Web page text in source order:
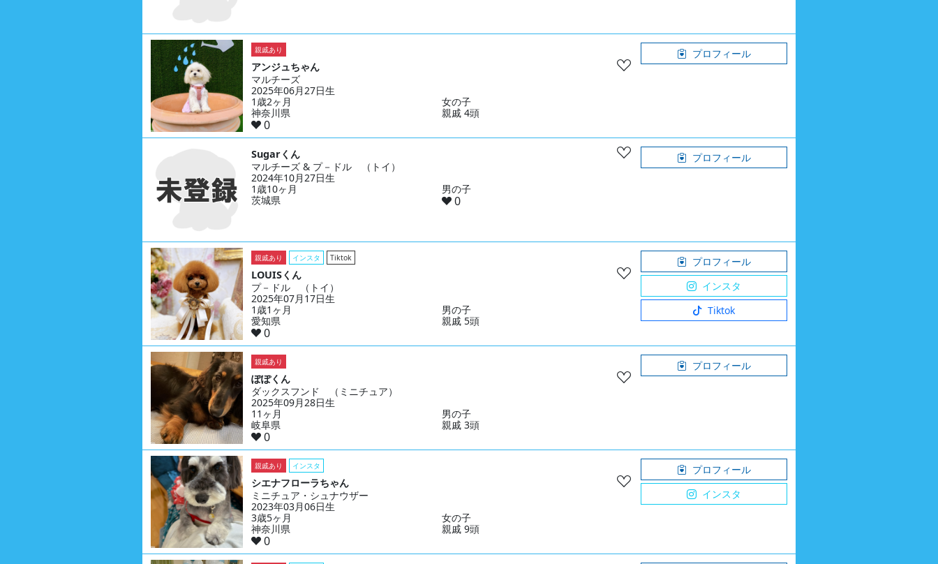
親戚あり
アンジュちゃん
マルチーズ
2025年06月27日生
1歳2ヶ月
女の子
神奈川県
親戚 4頭
0
プロフィール
Sugarくん
マルチーズ & プ－ドル （トイ）
2024年10月27日生
1歳10ヶ月
男の子
茨城県
0
プロフィール
親戚あり インスタ Tiktok
LOUISくん
プ－ドル （トイ）
2025年07月17日生
1歳1ヶ月
男の子
愛知県
親戚 5頭
0
プロフィール
インスタ
Tiktok
親戚あり
ぽぽくん
ダックスフンド （ミニチュア）
2025年09月28日生
11ヶ月
男の子
岐阜県
親戚 3頭
0
プロフィール
親戚あり インスタ
シエナフローラちゃん
ミニチュア・シュナウザー
2023年03月06日生
3歳5ヶ月
女の子
神奈川県
親戚 9頭
0
プロフィール
インスタ